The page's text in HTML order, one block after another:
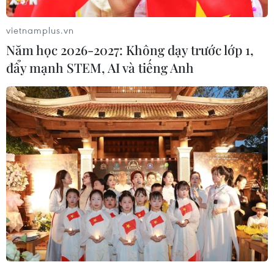
Yên Bái: Ngăn chặn kịp thời 2 vụ có biểu
hiện tụ tập đua xe trái phép
24/02/2021 10:43
Hơn 1 tuần nay Cảnh sát giao thông, Công an tỉnh Yên
Bái đã ngăn chặn kịp thời 2 vụ có biểu hiện đua xe trái
phép trên địa bàn thành phố Yên Bái.
vietnamplus.vn
Năm học 2026-2027: Không dạy trước lớp 1,
đẩy mạnh STEM, AI và tiếng Anh